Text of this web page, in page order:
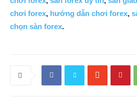
chơi forex, hướng dẫn chơi forex,
chọn sàn forex.